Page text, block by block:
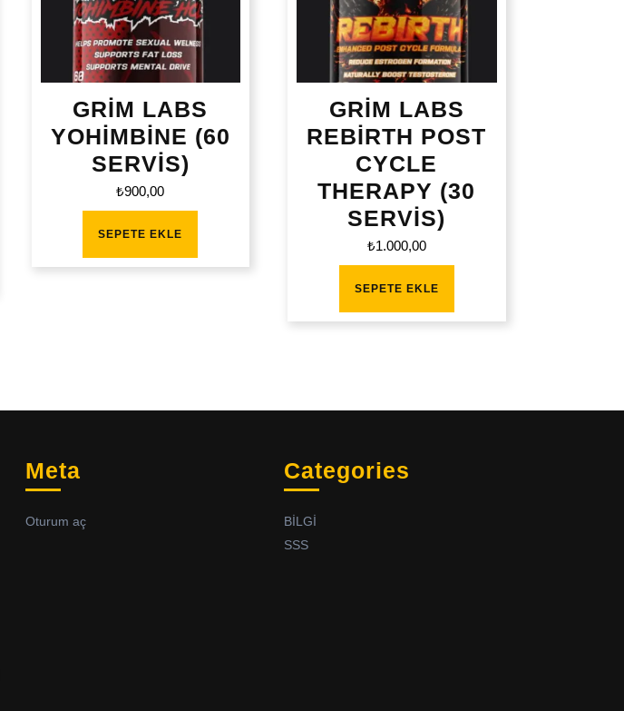
GRİM LABS
YOHİMBİNE (60
SERVİS)
₺900,00
SEPETE EKLE
GRİM LABS
REBİRTH POST
CYCLE
THERAPY (30
SERVİS)
₺1.000,00
SEPETE EKLE
Meta
Oturum aç
Categories
BİLGİ
SSS